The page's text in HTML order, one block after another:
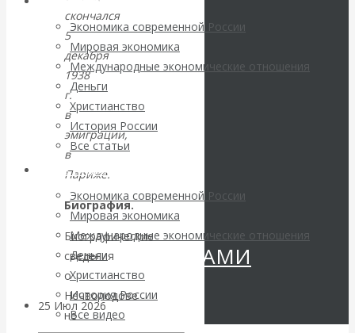
Экономика современной России
Мировая экономика
Международные экономические отношения
Деньги
Христианство
История России
Все статьи
Архив Видео
Экономика современной России
Мировая экономика
Международные экономические отношения
Деньги
Христианство
История России
Все видео
КАтасонов.
«МЕТОД
ОТМЫВАНИЯ
ДЕНЕГ»: КИТАЙ
ВЕДЁТ БОРЬБУ
КРИПТОВАЛЮТАМИ
25 Июл 2026Геополитика
скончался
5
декабря
1938
г.
в
эмиграции,
в
Париже.
Биография.
Биографические
сведения
о
Нечволодове
не